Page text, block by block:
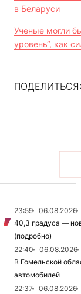
в Беларуси
Ученые могли
уровень“, как
ПОДЕЛИТЬСЯ:
23:59 06.08.2026
40,3 градуса —
(подробно)
22:40
06.08.2026
В Гомельской
автомобилей
22:37
06.08.2026